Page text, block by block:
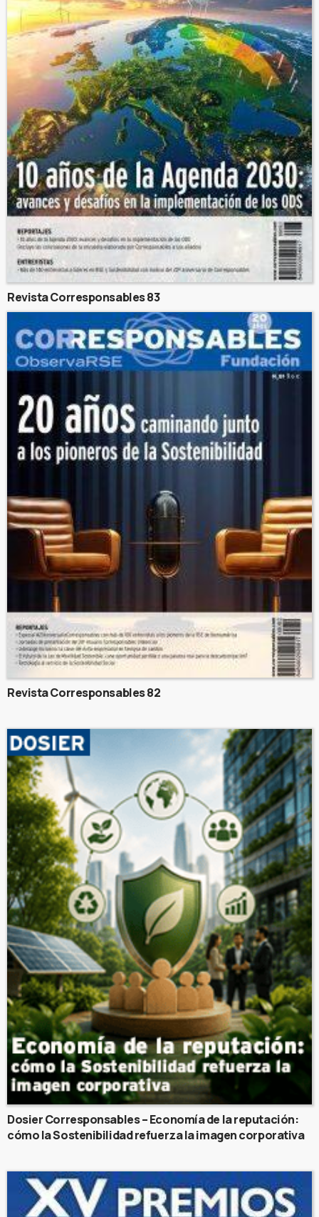
Revista Corresponsables 83
Revista Corresponsables 82
Dosier Corresponsables – Economía de la reputación:
cómo la Sostenibilidad refuerza la imagen corporativa